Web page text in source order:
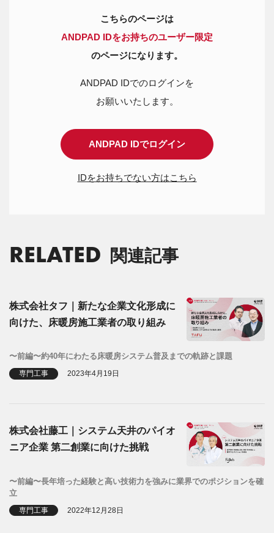
こちらのページは
ANDPAD IDをお持ちのユーザー限定
のページになります。
ANDPAD IDでのログインを
お願いいたします。
ANDPAD IDでログイン
IDをお持ちでない方はこちら
RELATED 関連記事
株式会社タフ｜新たな企業文化形成に
向けた、床暖房施工業者の取り組み
〜前編〜約40年にわたる床暖房システム普及までの軌跡と課題
専門工事 2023年4月19日
株式会社藤工｜システム天井のパイオ
ニア企業 第二創業に向けた挑戦
〜前編〜長年培った経験と高い技術力を強みに業界でのポジションを確
立
専門工事 2022年12月28日